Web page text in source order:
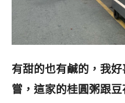
有甜的也有鹹的，我
嘗，這家的桂圓粥跟